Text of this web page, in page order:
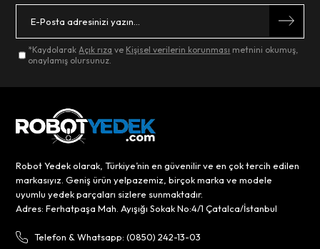
*KaydolarakAçık rıza ve Kişisel verilerin korunması metnini okumuş,
onaylamış olursunuz.
Robot Yedek olarak, Türkiye’nin en güvenilir ve en çok tercih edilen
markasıyız. Geniş ürün yelpazemiz, birçok marka ve modele
uyumlu yedek parçaları sizlere sunmaktadır.
Adres: Ferhatpaşa Mah. Ayışığı Sokak No:4/1 Çatalca/İstanbul
Telefon & Whatsapp: (0850) 242-13-03